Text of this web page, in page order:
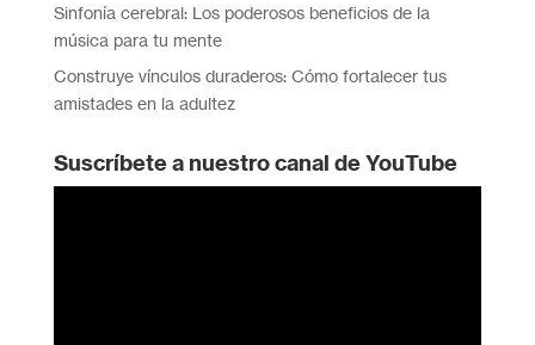
Sinfonía cerebral: Los poderosos beneficios de la
música para tu mente
Construye vínculos duraderos: Cómo fortalecer tus
amistades en la adultez
Suscríbete a nuestro canal de YouTube